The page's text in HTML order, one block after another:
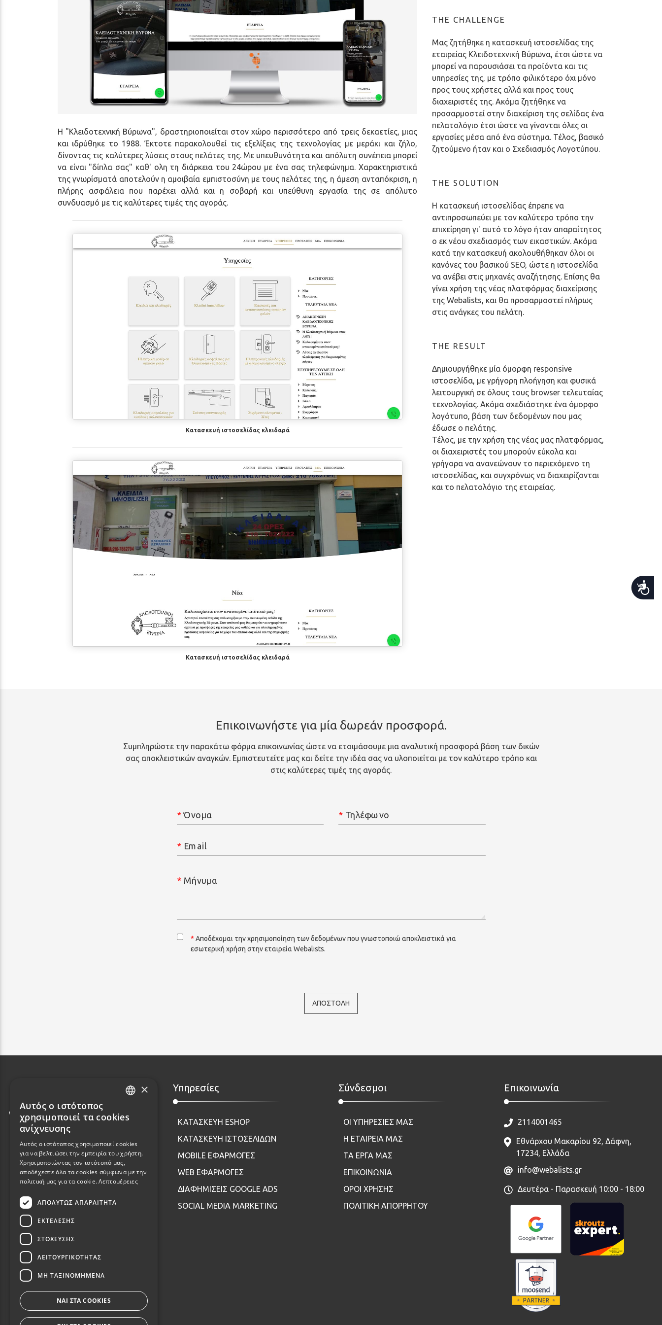
προσβασιμότητας.
Προσβασιμότητα
Η "Κλειδοτεχνική Βύρωνα", δραστηριοποιείται στον χώρο περισσότερο από τρεις δεκαετίες, μιας
και ιδρύθηκε το 1988. Έκτοτε παρακολουθεί τις εξελίξεις της τεχνολογίας με μεράκι και ζήλο,
δίνοντας τις καλύτερες λύσεις στους πελάτες της. Με υπευθυνότητα και απόλυτη συνέπεια μπορεί
να είναι "δίπλα σας" καθ' ολη τη διάρκεια του 24ώρου με ένα σας τηλεφώνημα. Χαρακτηριστικά
της γνωρίσματά αποτελούν η αμοιβαία εμπιστοσύνη με τους πελάτες της, η άμεση ανταπόκριση, η
πλήρης ασφάλεια που παρέχει αλλά και η σοβαρή και υπεύθυνη εργασία της σε απόλυτο
συνδυασμό με τις καλύτερες τιμές της αγοράς.
Κατασκευή ιστοσελίδας κλειδαρά
Κατασκευή ιστοσελίδας κλειδαρά
THE CHALLENGE
Μας ζητήθηκε η κατασκευή ιστοσελίδας της
εταιρείας Κλειδοτεχνική Βύρωνα, έτσι ώστε να
μπορεί να παρουσιάσει τα προϊόντα και τις
υπηρεσίες της, με τρόπο φιλικότερο όχι μόνο
προς τους χρήστες αλλά και προς τους
διαχειριστές της. Ακόμα ζητήθηκε να
προσαρμοστεί στην διαχείριση της σελίδας ένα
πελατολόγιο έτσι ώστε να γίνονται όλες οι
εργασίες μέσα από ένα σύστημα. Τέλος, βασικό
ζητούμενο ήταν και ο Σχεδιασμός Λογοτύπου.
THE SOLUTION
Η κατασκευή ιστοσελίδας έπρεπε να
αντιπροσωπεύει με τον καλύτερο τρόπο την
επιχείρηση γι' αυτό το λόγο ήταν απαραίτητος
ο εκ νέου σχεδιασμός των εικαστικών. Ακόμα
κατά την κατασκευή ακολουθήθηκαν όλοι οι
κανόνες του βασικού SEO, ώστε η ιστοσελίδα
να ανέβει στις μηχανές αναζήτησης. Επίσης θα
γίνει χρήση της νέας πλατφόρμας διαχείρισης
της Webalists, και θα προσαρμοστεί πλήρως
στις ανάγκες του πελάτη.
THE RESULT
Δημιουργήθηκε μία όμορφη responsive
ιστοσελίδα, με γρήγορη πλοήγηση και φυσικά
λειτουργική σε όλους τους browser τελευταίας
τεχνολογίας. Ακόμα σχεδιάστηκε ένα όμορφο
λογότυπο, βάση των δεδομένων που μας
έδωσε ο πελάτης.
Τέλος, με την χρήση της νέας μας πλατφόρμας,
οι διαχειριστές του μπορούν εύκολα και
γρήγορα να ανανεώνουν το περιεχόμενο τη
ιστοσελίδας, και συγχρόνως να διαχειρίζονται
και το πελατολόγιο της εταιρείας.
Επικοινωνήστε για μία δωρεάν προσφορά.
Συμπληρώστε την παρακάτω φόρμα επικοινωνίας ώστε να ετοιμάσουμε μια αναλυτική προσφορά βάση των δικών
σας αποκλειστικών αναγκών. Εμπιστευτείτε μας και δείτε την ιδέα σας να υλοποιείται με τον καλύτερο τρόπο και
στις καλύτερες τιμές της αγοράς.
*Όνομα * Τηλέφωνο
*Email
*Μήνυμα
* Αποδέχομαι την χρησιμοποίηση των δεδομένων που γνωστοποιώ αποκλειστικά για
εσωτερική χρήση στην εταιρεία Webalists.
ΑΠΟΣΤΟΛΗ
Υπηρεσίες
ΚΑΤΑΣΚΕΥΗ ESHOP
ΚΑΤΑΣΚΕΥΗ ΙΣΤΟΣΕΛΙΔΩΝ
MOBILE ΕΦΑΡΜΟΓΕΣ
WEB ΕΦΑΡΜΟΓΕΣ
ΔΙΑΦΗΜΙΣΕΙΣ GOOGLE ADS
SOCIAL MEDIA MARKETING
Σύνδεσμοι
ΟΙ ΥΠΗΡΕΣΙΕΣ ΜΑΣ
Η ΕΤΑΙΡΕΙΑ ΜΑΣ
ΤΑ ΕΡΓΑ ΜΑΣ
ΕΠΙΚΟΙΝΩΝΙΑ
ΟΡΟΙ ΧΡΗΣΗΣ
ΠΟΛΙΤΙΚΗ ΑΠΟΡΡΗΤΟΥ
Επικοινωνία
2114001465
Εθνάρχου Μακαρίου 92, Δάφνη,
17234, Ελλάδα
info@webalists.gr
Δευτέρα - Παρασκευή 10:00 - 18:00
×
Αυτός ο ιστότοπος
χρησιμοποιεί τα cookies
ανίχνευσης
Αυτός ο ιστότοπος χρησιμοποιεί cookies
για να βελτιώσει την εμπειρία του χρήστη.
Χρησιμοποιώντας τον ιστότοπό μας,
αποδέχεστε όλα τα cookies σύμφωνα με την
πολιτική μας για τα cookie. Λεπτομέρειες
ΑΠΟΛΎΤΩΣ ΑΠΑΡΑΊΤΗΤΑ
ΕΚΤΈΛΕΣΗΣ
ΣΤΌΧΕΥΣΗΣ
ΛΕΙΤΟΥΡΓΙΚΌΤΗΤΑΣ
ΜΗ ΤΑΞΙΝΟΜΗΜΈΝΑ
ΝΑΙ ΣΤΑ COOKIES